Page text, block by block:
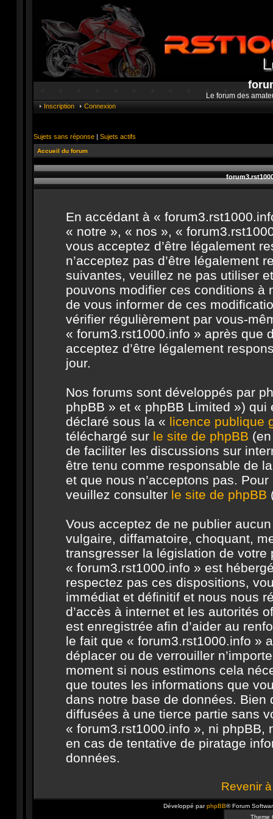
Le forum des
Inscription Connexion
Sujets sans réponse | Sujets actifs
Accueil du forum
En accédant à «
« notre », « nos », «
vous acceptez d’être légalement
n’acceptez pas d’être légalement
suivantes, veuillez ne pas utiliser
pouvons modifier ces conditions à
de vous informer de ces
vérifier régulièrement par vous-
« forum3.rst1000.info » après que
acceptez d’être légalement
jour.
Nos forums sont développés par
phpBB » et « phpBB Limited »)
déclaré sous la « licence publique
téléchargé sur le site de phpBB
de faciliter les discussions sur
être tenu comme responsable de
et que nous n’acceptons pas.
veuillez consulter le site de phpBB
Vous acceptez de ne publier
vulgaire, diffamatoire, choquant,
transgresser la législation de
« forum3.rst1000.info » est
respectez pas ces dispositions,
immédiat et définitif et nous nous
d’accès à internet et les autorités
est enregistrée afin d’aider au
le fait que « forum3.rst1000.info »
déplacer ou de verrouiller
moment si nous estimons cela
que toutes les informations que
dans notre base de données.
diffusées à une tierce partie sans
« forum3.rst1000.info », ni phpBB,
en cas de tentative de piratage
données.
Revenir
Développé parphpBB® Forum
Theme